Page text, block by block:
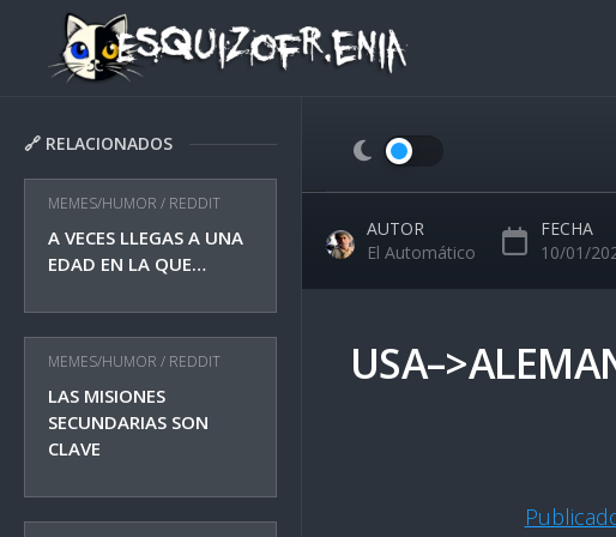
content
🔗 RELACIONADOS
MEMES/HUMOR / REDDIT
A VECES LLEGAS A UNA
EDAD EN LA QUE…
MEMES/HUMOR / REDDIT
LAS MISIONES
SECUNDARIAS SON
CLAVE
AUTOR
El Automático
FECHA
10/01/